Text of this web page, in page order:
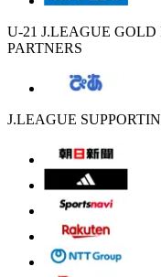
U-21 J.LEAGUE GOLD
PARTNERS
J.LEAGUE